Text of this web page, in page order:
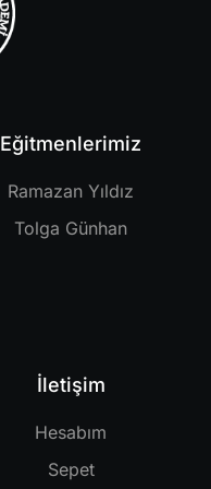
Eğitmenlerimiz
Ramazan Yıldız
Tolga Günhan
İletişim
Hesabım
Sepet